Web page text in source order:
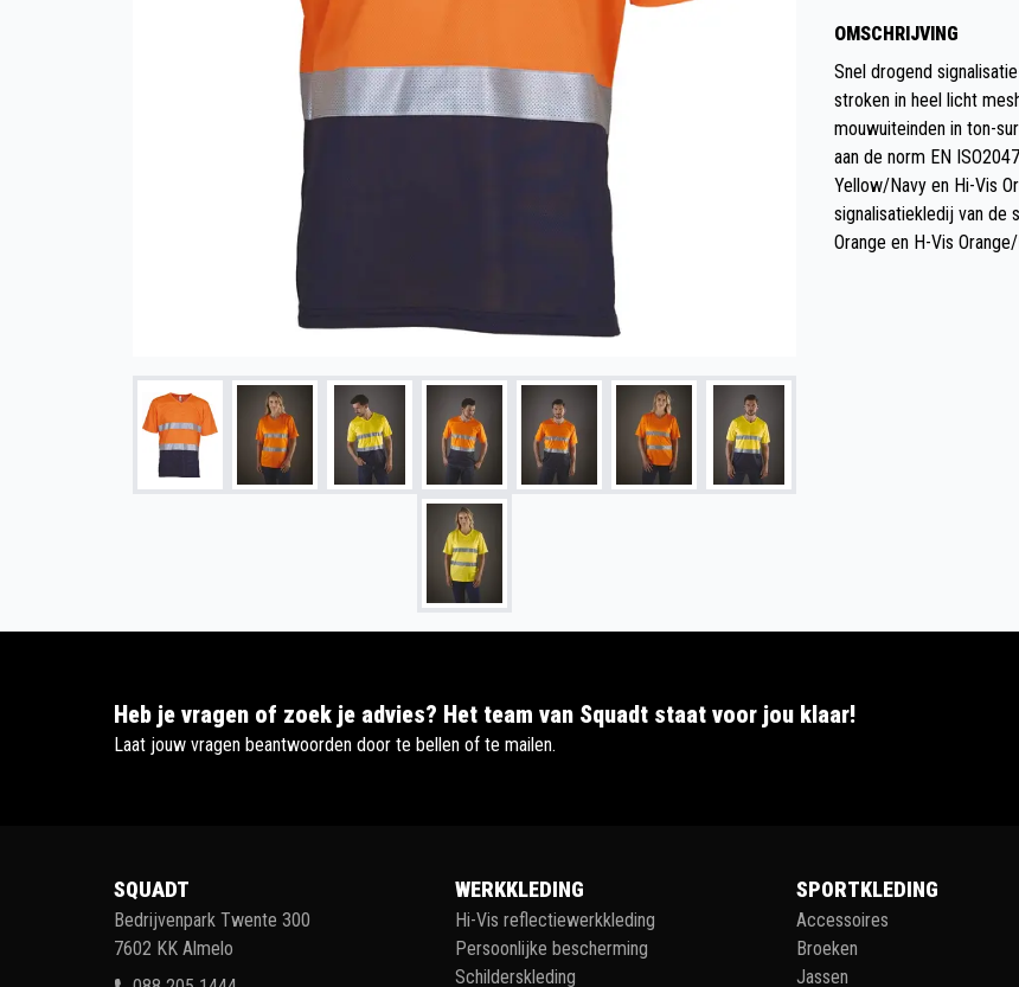
OMSCHRIJVING
Snel drogend
stroken in heel licht
mouwuiteinden in ton-
aan de norm EN
Yellow/Navy en Hi-Vis
signalisatiekledij van de
Orange en H-Vis
Heb je vragen of zoek je advies? Het team van Squadt staat voor jou klaar!
Laat jouw vragen beantwoorden door te bellen of te mailen.
SQUADT
Bedrijvenpark Twente 300
7602 KK Almelo
WERKKLEDING
Hi-Vis reflectiewerkkleding
Persoonlijke bescherming
Schilderskleding
SPORTKLEDING
Accessoires
Broeken
Jassen